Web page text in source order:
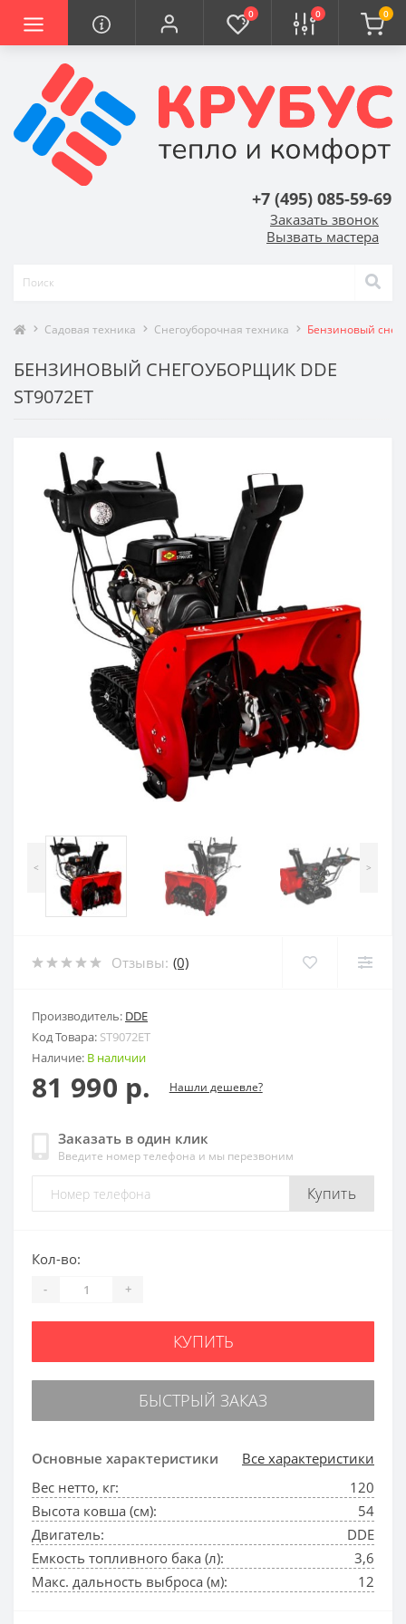
0 0 0
+7 (495) 085-59-69
Заказать звонок
Вызвать мастера
Садовая техника Снегоуборочная техника Бензиновый
БЕНЗИНОВЫЙ СНЕГОУБОРЩИК DDE
ST9072ET
< >
Отзывы: (0)
Производитель: DDE
Код Товара: ST9072ET
Наличие: В наличии
81 990 р. Нашли дешевле?
Заказать в один клик
Введите номер телефона и мы перезвоним
Купить
Основные характеристики
Все характеристики
Вес нетто, кг:
120
Высота ковша (см):
54
Двигатель:
DDE
Емкость топливного бака (л):
3,6
Макс. дальность выброса (м):
12
Кол-во:
- +
КУПИТЬ
БЫСТРЫЙ ЗАКАЗ